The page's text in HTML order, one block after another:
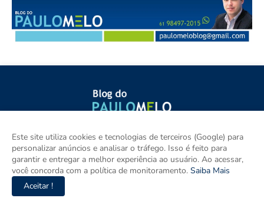
O Blog do Paulo Melo produz jornalismo independente, ágil e
contextualizado sobre Brasília, Região Metropolitana, Goiás e
Brasil. Com informação verificada, pluralidade e compromisso
com o interesse público, destaca os principais fatos de política,
cidades e empreendedorismo. DRT 0010556/DF.
Este site utiliza cookies e tecnologias de terceiros (Google) para
personalizar anúncios e analisar o tráfego. Isso é feito para
garantir e entregar a melhor experiência ao usuário. Ao acessar,
você concorda com a política de monitoramento. Saiba Mais
Aceitar !